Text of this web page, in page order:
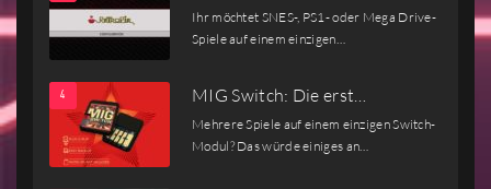
Ihr möchtet SNES-, PS1- oder Mega Drive-
Spiele auf einem einzigen…
MIG Switch: Die erst…
Mehrere Spiele auf einem einzigen Switch-
Modul? Das würde einiges an…